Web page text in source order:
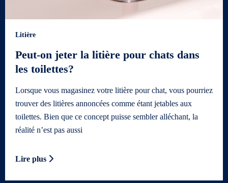
Litière
Peut-on jeter la litière pour chats dans
les toilettes?
Lorsque vous magasinez votre litière pour chat, vous pourriez
trouver des litières annoncées comme étant jetables aux
toilettes. Bien que ce concept puisse sembler alléchant, la
réalité n’est pas aussi
Lire plus